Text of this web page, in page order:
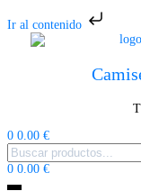
Ir al contenido
0 0.00 €Carrito
Menu
Buscar
for:
Mi
cuenta
0 0.00 €Carrito